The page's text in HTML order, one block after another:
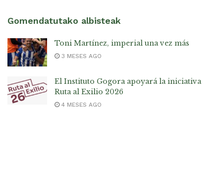
Gomendatutako albisteak
Toni Martínez, imperial una vez más
3 MESES AGO
El Instituto Gogora apoyará la iniciativa
Ruta al Exilio 2026
4 MESES AGO